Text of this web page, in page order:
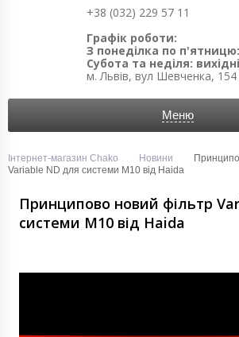
+38 (032) 229 57 11
Графік роботи:
З понеділка по
Субота та неділя: вихідні
м. Львів, вул Шевченка, 154
Меню
Інтернет-магазин Chako Новини
Variable ND для системи М10 від Haida
Принципово новий фільтр
системи М10 від Haida